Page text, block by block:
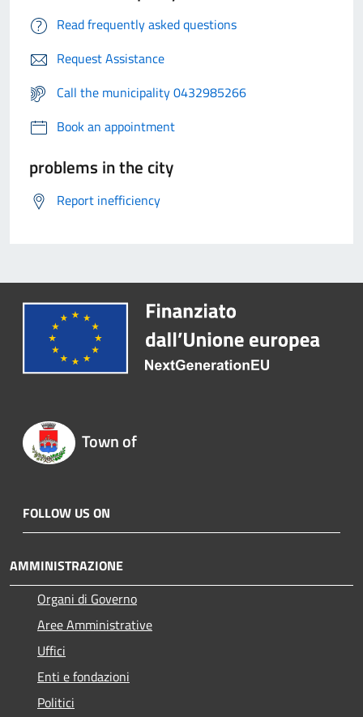
Read frequently asked questions
Request Assistance
Call the municipality 0432985266
Book an appointment
problems in the city
Report inefficiency
Town of
FOLLOW US ON
AMMINISTRAZIONE
Organi di Governo
Aree Amministrative
Uffici
Enti e fondazioni
Politici